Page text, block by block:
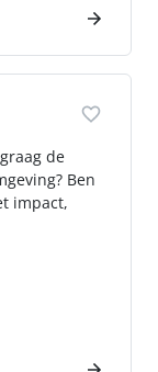
de
Ben
impact,